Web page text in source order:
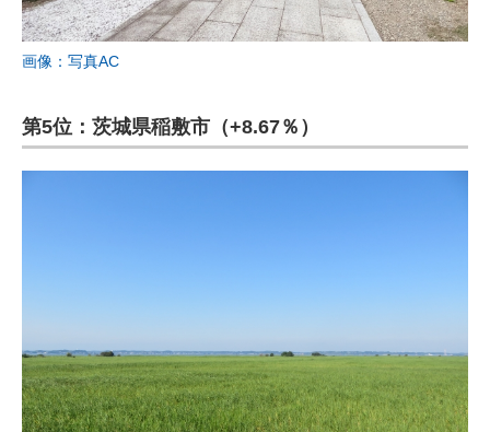
画像：写真AC
第5位：茨城県稲敷市（+8.67％）